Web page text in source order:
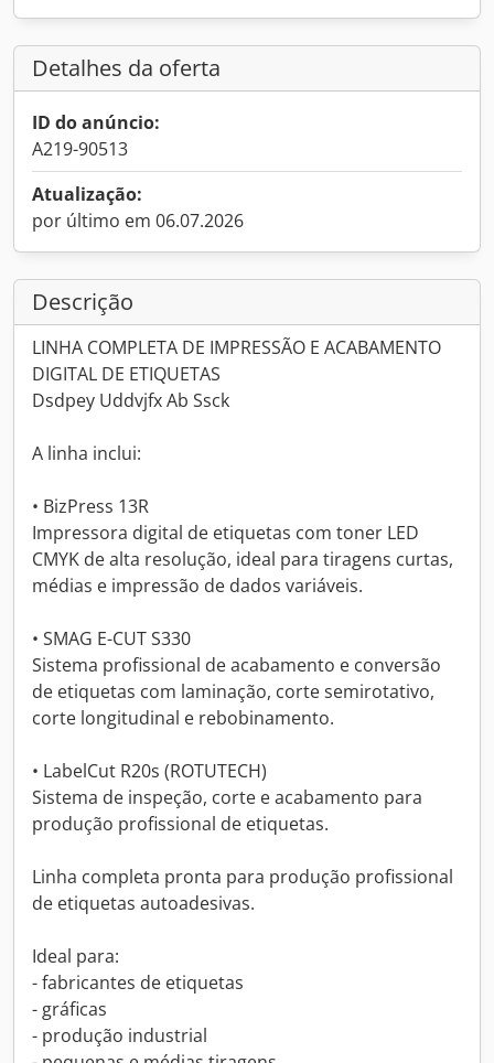
Detalhes da oferta
ID do anúncio:
A219-90513
Atualização:
por último em 06.07.2026
Descrição
LINHA COMPLETA DE IMPRESSÃO E ACABAMENTO
DIGITAL DE ETIQUETAS
Dsdpey Uddvjfx Ab Ssck
A linha inclui:
• BizPress 13R
Impressora digital de etiquetas com toner LED
CMYK de alta resolução, ideal para tiragens curtas,
médias e impressão de dados variáveis.
• SMAG E-CUT S330
Sistema profissional de acabamento e conversão
de etiquetas com laminação, corte semirotativo,
corte longitudinal e rebobinamento.
• LabelCut R20s (ROTUTECH)
Sistema de inspeção, corte e acabamento para
produção profissional de etiquetas.
Linha completa pronta para produção profissional
de etiquetas autoadesivas.
Ideal para:
- fabricantes de etiquetas
- gráficas
- produção industrial